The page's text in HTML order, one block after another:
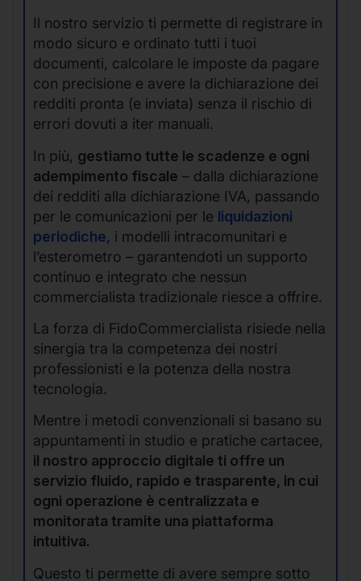
Il nostro servizio ti permette di registrare in
modo sicuro e ordinato tutti i tuoi
documenti, calcolare le imposte da pagare
con precisione e avere la dichiarazione dei
redditi pronta (e inviata) senza il rischio di
errori dovuti a iter manuali.
In più, gestiamo tutte le scadenze e ogni
adempimento fiscale – dalla dichiarazione
dei redditi alla dichiarazione IVA, passando
per le comunicazioni per le liquidazioni
periodiche, i modelli intracomunitari e
l’esterometro – garantendoti un supporto
continuo e integrato che nessun
commercialista tradizionale riesce a offrire.
La forza di FidoCommercialista risiede nella
sinergia tra la competenza dei nostri
professionisti e la potenza della nostra
tecnologia.
Mentre i metodi convenzionali si basano su
appuntamenti in studio e pratiche cartacee,
il nostro approccio digitale ti offre un
servizio fluido, rapido e trasparente, in cui
ogni operazione è centralizzata e
monitorata tramite una piattaforma
intuitiva.
Questo ti permette di avere sempre sotto